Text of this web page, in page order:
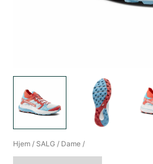
Hjem / SALG / Dame /